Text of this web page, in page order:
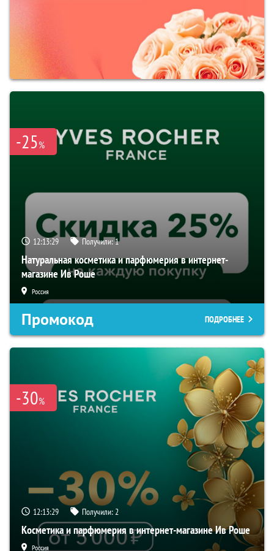
-25%
12:13:28 Получили:1
Натуральная косметика и парфюмерия в интернет-
магазине Ив Роше
Россия
Промокод ПОДРОБНЕЕ
-30%
12:13:28 Получили: 2
Косметика и парфюмерия в интернет-магазине Ив Роше
Россия